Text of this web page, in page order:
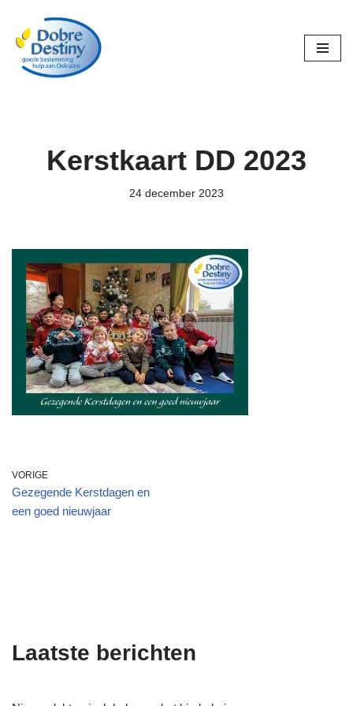
Ga
naar
Kerstkaart DD 2023
24 december 2023
VORIGE
Gezegende Kerstdagen en
een goed nieuwjaar
Laatste berichten